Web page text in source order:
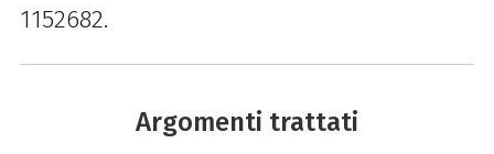
1152682.
Argomenti trattati